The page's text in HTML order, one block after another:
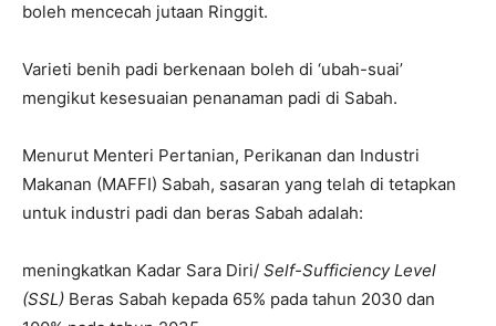
boleh mencecah jutaan Ringgit.
Varieti benih padi berkenaan boleh di ‘ubah-suai’
mengikut kesesuaian penanaman padi di Sabah.
Menurut Menteri Pertanian, Perikanan dan Industri
Makanan (MAFFI) Sabah, sasaran yang telah di tetapkan
untuk industri padi dan beras Sabah adalah:
meningkatkan Kadar Sara Diri/ Self-Sufficiency Level
(SSL) Beras Sabah kepada 65% pada tahun 2030 dan